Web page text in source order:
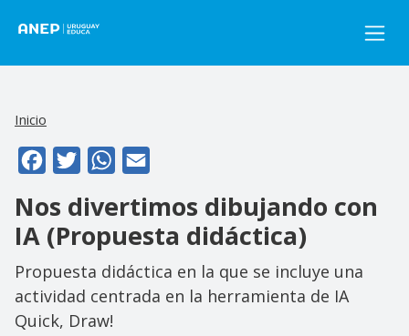
Inicio
FacebookTwitterWhatsApp
Nos divertimos dibujando con
IA (Propuesta didáctica)
Propuesta didáctica en la que se incluye una
actividad centrada en la herramienta de IA
Quick, Draw!